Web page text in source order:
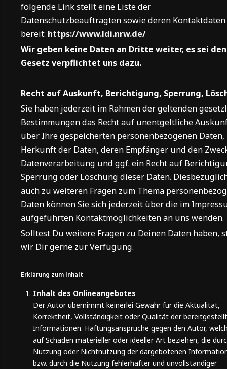
folgende Link stellt eine Liste der
Datenschutzbeauftragten sowie deren Kontaktdaten
bereit: https://www.ldi.nrw.de/
Wir geben keine Daten an Dritte weiter, es sei
Gesetz verpflichtet uns dazu.
Recht auf Auskunft, Berichtigung, Sperrung,
Sie haben jederzeit im Rahmen der geltenden
Bestimmungen das Recht auf unentgeltliche
über Ihre gespeicherten personenbezogenen Daten,
Herkunft der Daten, deren Empfänger und den
Datenverarbeitung und ggf. ein Recht auf
Sperrung oder Löschung dieser Daten.
auch zu weiteren Fragen zum Thema
Daten können Sie sich jederzeit über die im
aufgeführten Kontaktmöglichkeiten an uns wenden.
Solltest Du weitere Fragen zu Deinen Daten haben,
wir Dir gerne zur Verfügung.
Erklärung zum Inhalt
Inhalt des Onlineangebotes
Der Autor übernimmt keinerlei Gewähr für die Aktualität,
Korrektheit, Vollständigkeit oder Qualität der
Informationen. Haftungsansprüche gegen den Autor,
auf Schäden materieller oder ideeller Art beziehen, die
Nutzung oder Nichtnutzung der dargebotenen
bzw. durch die Nutzung fehlerhafter und unvollständiger